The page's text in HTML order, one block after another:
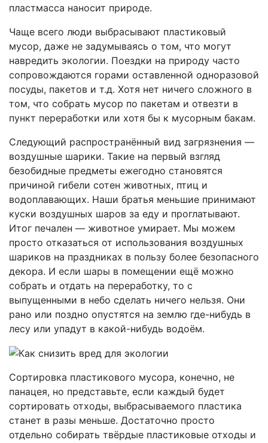
пластмасса наносит природе.
Чаще всего люди выбрасывают пластиковый
мусор, даже не задумываясь о том, что могут
навредить экологии. Поездки на природу часто
сопровождаются горами оставленной одноразовой
посуды, пакетов и т.д. Хотя нет ничего сложного в
том, что собрать мусор по пакетам и отвезти в
пункт переработки или хотя бы к мусорным бакам.
Следующий распространённый вид загрязнения —
воздушные шарики. Такие на первый взгляд
безобидные предметы ежегодно становятся
причиной гибели сотен животных, птиц и
водоплавающих. Наши братья меньшие принимают
куски воздушных шаров за еду и проглатывают.
Итог печален — животное умирает. Мы можем
просто отказаться от использования воздушных
шариков на праздниках в пользу более безопасного
декора. И если шары в помещении ещё можно
собрать и отдать на переработку, то с
выпущенными в небо сделать ничего нельзя. Они
рано или поздно опустятся на землю где-нибудь в
лесу или упадут в какой-нибудь водоём.
Сортировка пластикового мусора, конечно, не
панацея, но представьте, если каждый будет
сортировать отходы, выбрасываемого пластика
станет в разы меньше. Достаточно просто
отдельно собирать твёрдые пластиковые отходы и